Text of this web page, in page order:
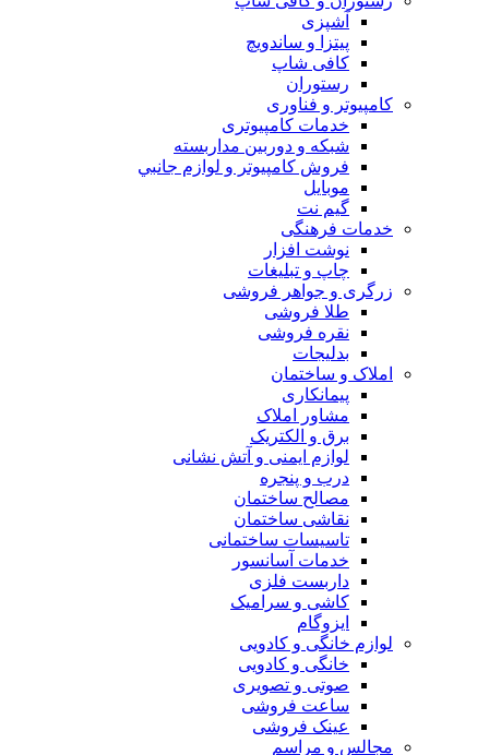
آشپزی
پیتزا و ساندویچ
کافی شاپ
رستوران
کامپیوتر و فناوری
خدمات کامپیوتری
شبكه و دوربين مداربسته
فروش كامپيوتر و لوازم جانبي
موبایل
گیم نت
خدمات فرهنگی
نوشت افزار
چاپ و تبلیغات
زرگری و جواهر فروشی
طلا فروشی
نقره فروشی
بدلیجات
املاک و ساختمان
پیمانکاری
مشاور املاک
برق و الکتریک
لوازم ایمنی و آتش نشانی
درب و پنجره
مصالح ساختمان
نقاشی ساختمان
تاسیسات ساختمانی
خدمات آسانسور
داربست فلزی
کاشی و سرامیک
ایزوگام
لوازم خانگی و کادویی
خانگی و کادویی
صوتی و تصویری
ساعت فروشی
عینک فروشی
مجالس و مراسم